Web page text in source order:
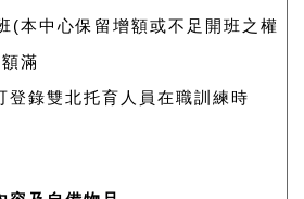
(本中心保留增額或不足開班之權
滿
登錄雙北托育人員在職訓練時